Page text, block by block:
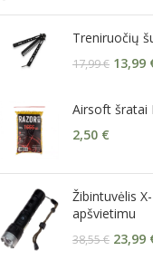
Treniruočių
17,99€ 13,99
Airsoft šratai
2,50 €
Žibintuvėlis
apšvietimu
38,55€ 23,99